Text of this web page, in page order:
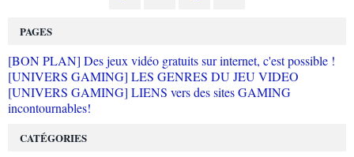
PAGES
[BON PLAN] Des jeux vidéo gratuits sur internet, c'est possible !
[UNIVERS GAMING] LES GENRES DU JEU VIDEO
[UNIVERS GAMING] LIENS vers des sites GAMING
incontournables!
CATÉGORIES